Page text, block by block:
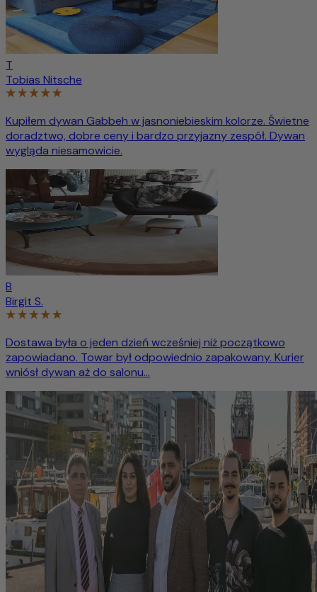
T
Tobias Nitsche
Kupiłem dywan Gabbeh w jasnoniebieskim kolorze. Świetne
doradztwo, dobre ceny i bardzo przyjazny zespół. Dywan
wygląda niesamowicie.
B
Birgit S.
Dostawa była o jeden dzień wcześniej niż początkowo
zapowiadano. Towar był odpowiednio zapakowany. Kurier
wniósł dywan aż do salonu...